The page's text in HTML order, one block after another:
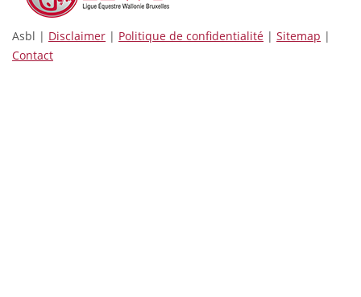
Asbl | Disclaimer | Politique de confidentialité | Sitemap |
Contact